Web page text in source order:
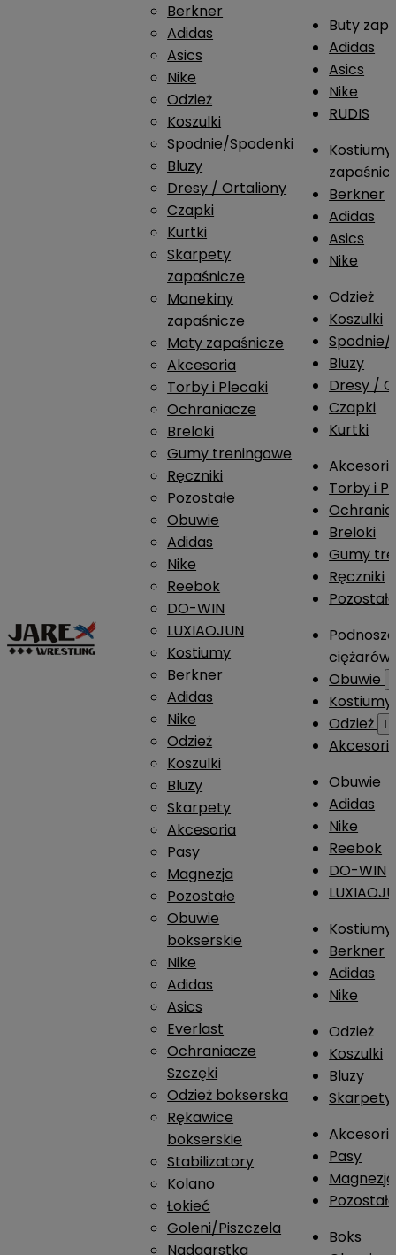
Berkner
Adidas
Asics
Nike
Odzież
Koszulki
Spodnie/Spodenki
Bluzy
Dresy / Ortaliony
Czapki
Kurtki
Skarpety
zapaśnicze
Manekiny
zapaśnicze
Maty zapaśnicze
Akcesoria
Torby i Plecaki
Ochraniacze
Breloki
Gumy treningowe
Ręczniki
Pozostałe
Obuwie
Adidas
Nike
Reebok
DO-WIN
LUXIAOJUN
Kostiumy
Berkner
Adidas
Nike
Odzież
Koszulki
Bluzy
Skarpety
Akcesoria
Pasy
Magnezja
Pozostałe
Obuwie
bokserskie
Nike
Adidas
Asics
Everlast
Ochraniacze
Szczęki
Odzież bokserska
Rękawice
bokserskie
Stabilizatory
Kolano
Łokieć
Goleni/Piszczela
Nadgarstka
Buty
Adidas
Asics
Nike
RUDIS
Kostiumy
Berkner
Adidas
Asics
Nike
Odzież
Koszulki
Spodnie/
Bluzy
Dresy /
Czapki
Kurtki
Torby i
Breloki
Gumy
Ręczniki
ciężarów
Obuwie
Kostiumy
Odzież

Obuwie
Adidas
Nike
Reebok
DO-WIN
Kostiumy
Berkner
Adidas
Nike
Odzież
Koszulki
Bluzy
Skarpety
Pasy
Magnezja
Boks